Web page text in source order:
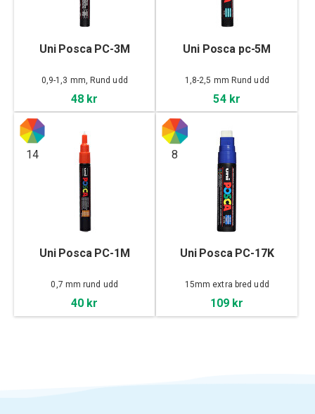
Uni Posca PC-3M
0,9-1,3 mm, Rund udd
48 kr
Uni Posca pc-5M
1,8-2,5 mm Rund udd
54 kr
14
Uni Posca PC-1M
0,7 mm rund udd
40 kr
8
Uni Posca PC-17K
15mm extra bred udd
109 kr